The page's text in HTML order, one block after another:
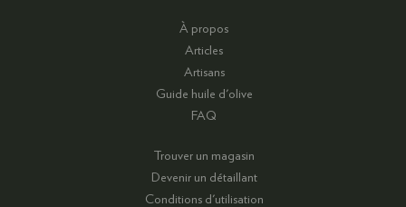
À propos
Articles
Artisans
Guide huile d'olive
FAQ
Trouver un magasin
Devenir un détaillant
Conditions d'utilisation